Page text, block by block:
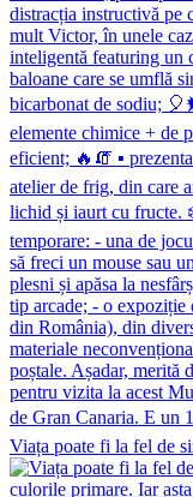
Viața poate fi la fel de